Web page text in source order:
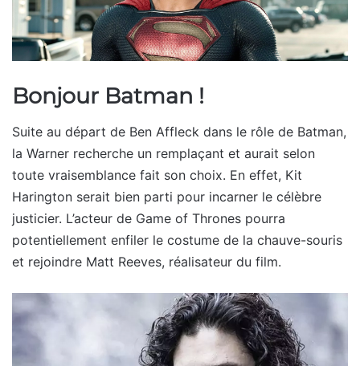
Bonjour Batman !
Suite au départ de Ben Affleck dans le rôle de Batman,
la Warner recherche un remplaçant et aurait selon
toute vraisemblance fait son choix. En effet, Kit
Harington serait bien parti pour incarner le célèbre
justicier. L’acteur de Game of Thrones pourra
potentiellement enfiler le costume de la chauve-souris
et rejoindre Matt Reeves, réalisateur du film.